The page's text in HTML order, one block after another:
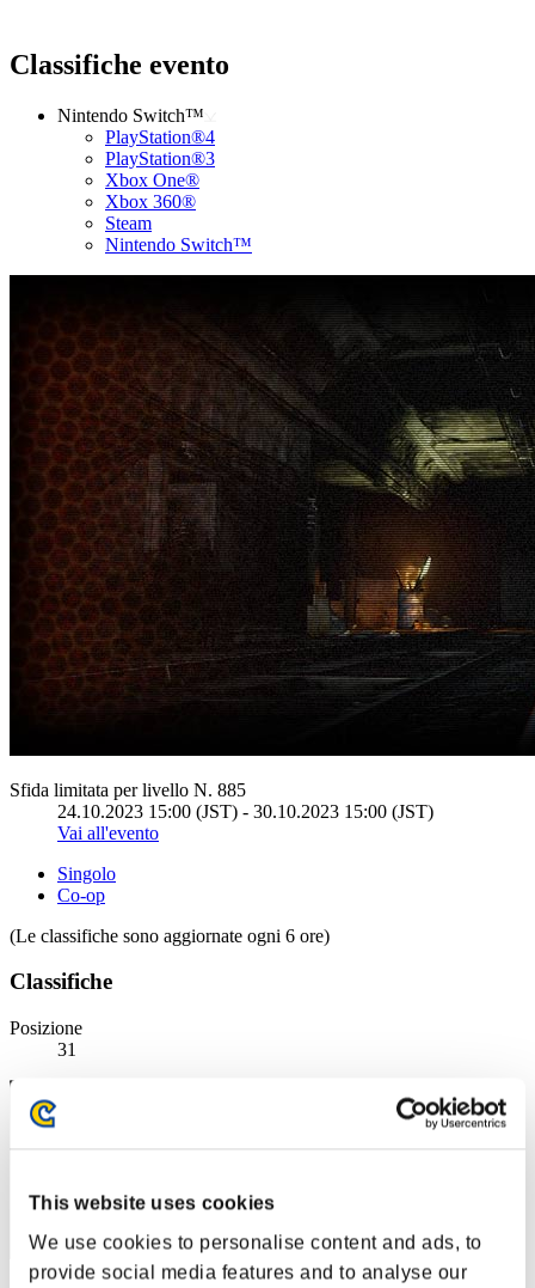
This website uses cookies
We use cookies to personalise content and ads, to
provide social media features and to analyse our
Classifiche evento
Nintendo Switch™
PlayStation®4
PlayStation®3
Xbox One®
Xbox 360®
Steam
Nintendo Switch™
Sfida limitata per livello N. 885
24.10.2023 15:00 (JST) - 30.10.2023 15:00 (JST)
Vai all'evento
Singolo
Co-op
(Le classifiche sono aggiornate ogni 6 ore)
Classifiche
Posizione
31